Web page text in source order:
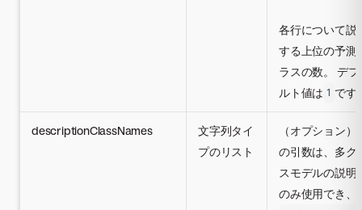
各行について説
する上位の予測
ラスの数。 デフ
ルト値は 1 です
descriptionClassNames
文字列タイ
プのリスト
（オプション）
の引数は、多ク
スモデルの説明
のみ使用でき、